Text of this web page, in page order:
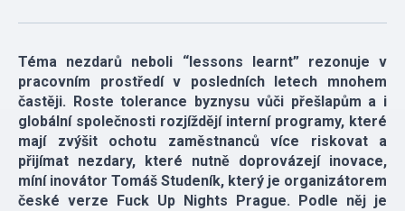
Téma nezdarů neboli “lessons learnt” rezonuje v
pracovním prostředí v posledních letech mnohem
častěji. Roste tolerance byznysu vůči přešlapům a i
globální společnosti rozjíždějí interní programy, které
mají zvýšit ochotu zaměstnanců více riskovat a
přijímat nezdary, které nutně doprovázejí inovace,
míní inovátor Tomáš Studeník, který je organizátorem
české verze Fuck Up Nights Prague. Podle něj je